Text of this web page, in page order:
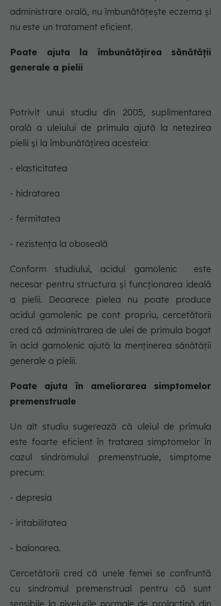
administrare orală, nu îmbunătățește eczema și
nu este un tratament eficient.
Poate ajuta la îmbunătățirea sănătății
generale a pielii
Potrivit unui studiu din 2005, suplimentarea
orală a uleiului de primula ajută la netezirea
pielii și la îmbunătățirea acesteia:
- elasticitatea
- hidratarea
- fermitatea
- rezistența la oboseală
Conform studiului, acidul gamolenic este
necesar pentru structura și funcționarea ideală
a pielii. Deoarece pielea nu poate produce
acidul gamolenic pe cont propriu, cercetătorii
cred că administrarea de ulei de primula bogat
în acid gamolenic ajută la menținerea sănătății
generale a pielii.
Poate ajuta în ameliorarea simptomelor
premenstruale
Un alt studiu sugerează că uleiul de primula
este foarte eficient în tratarea simptomelor în
cazul sindromului premenstruale, simptome
precum:
- depresia
- iritabilitatea
- balonarea.
Cercetătorii cred că unele femei se confruntă
cu sindromul premenstrual pentru că sunt